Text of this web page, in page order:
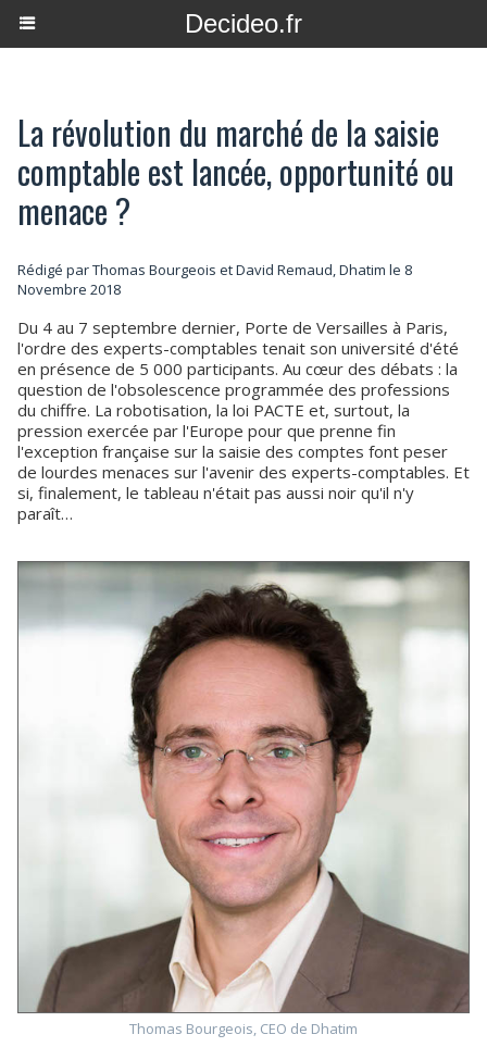
Decideo.fr
La révolution du marché de la saisie
comptable est lancée, opportunité ou
menace ?
Rédigé par Thomas Bourgeois et David Remaud, Dhatim le 8
Novembre 2018
Du 4 au 7 septembre dernier, Porte de Versailles à Paris,
l'ordre des experts-comptables tenait son université d'été
en présence de 5 000 participants. Au cœur des débats : la
question de l'obsolescence programmée des professions
du chiffre. La robotisation, la loi PACTE et, surtout, la
pression exercée par l'Europe pour que prenne fin
l'exception française sur la saisie des comptes font peser
de lourdes menaces sur l'avenir des experts-comptables. Et
si, finalement, le tableau n'était pas aussi noir qu'il n'y
paraît…
Thomas Bourgeois, CEO de Dhatim